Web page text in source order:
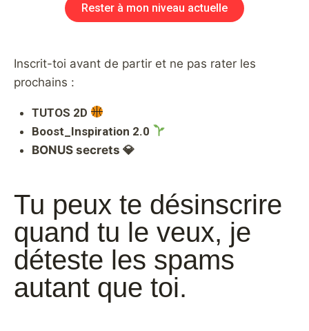
Rester à mon niveau actuelle
Inscrit-toi avant de partir et ne pas rater les
prochains :
TUTOS 2D
Boost_Inspiration 2.0
BONUS secrets 💎
Tu peux te désinscrire
quand tu le veux, je
déteste les spams
autant que toi.